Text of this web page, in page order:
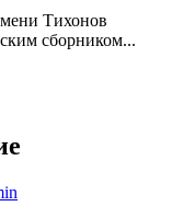
Тихонов
сборником...